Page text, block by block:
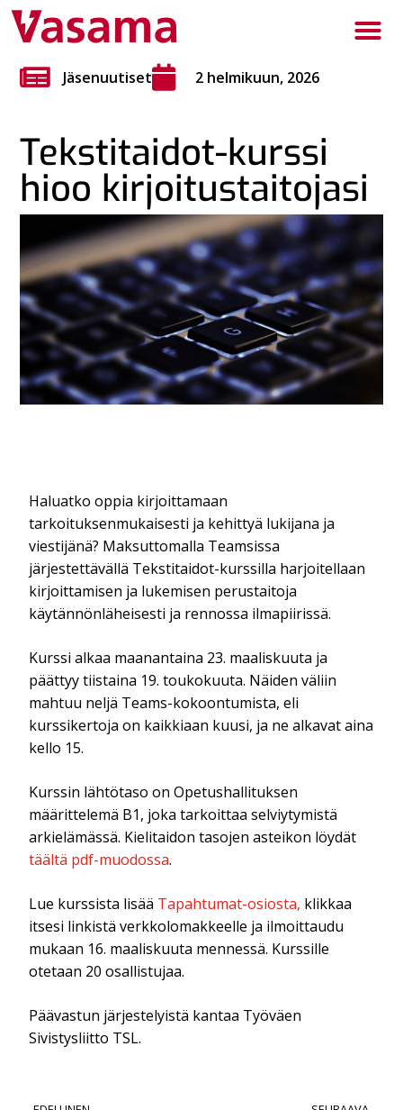
Jäsenuutiset 2 helmikuun, 2026
Tekstitaidot-kurssi
hioo kirjoitustaitojasi
Haluatko oppia kirjoittamaan
tarkoituksenmukaisesti ja kehittyä lukijana ja
viestijänä? Maksuttomalla Teamsissa
järjestettävällä Tekstitaidot-kurssilla harjoitellaan
kirjoittamisen ja lukemisen perustaitoja
käytännönläheisesti ja rennossa ilmapiirissä.
Kurssi alkaa maanantaina 23. maaliskuuta ja
päättyy tiistaina 19. toukokuuta. Näiden väliin
mahtuu neljä Teams-kokoontumista, eli
kurssikertoja on kaikkiaan kuusi, ja ne alkavat aina
kello 15.
Kurssin lähtötaso on Opetushallituksen
määrittelemä B1, joka tarkoittaa selviytymistä
arkielämässä. Kielitaidon tasojen asteikon löydät
täältä pdf-muodossa.
Lue kurssista lisää Tapahtumat-osiosta, klikkaa
itsesi linkistä verkkolomakkeelle ja ilmoittaudu
mukaan 16. maaliskuuta mennessä. Kurssille
otetaan 20 osallistujaa.
Päävastun järjestelyistä kantaa Työväen
Sivistysliitto TSL.